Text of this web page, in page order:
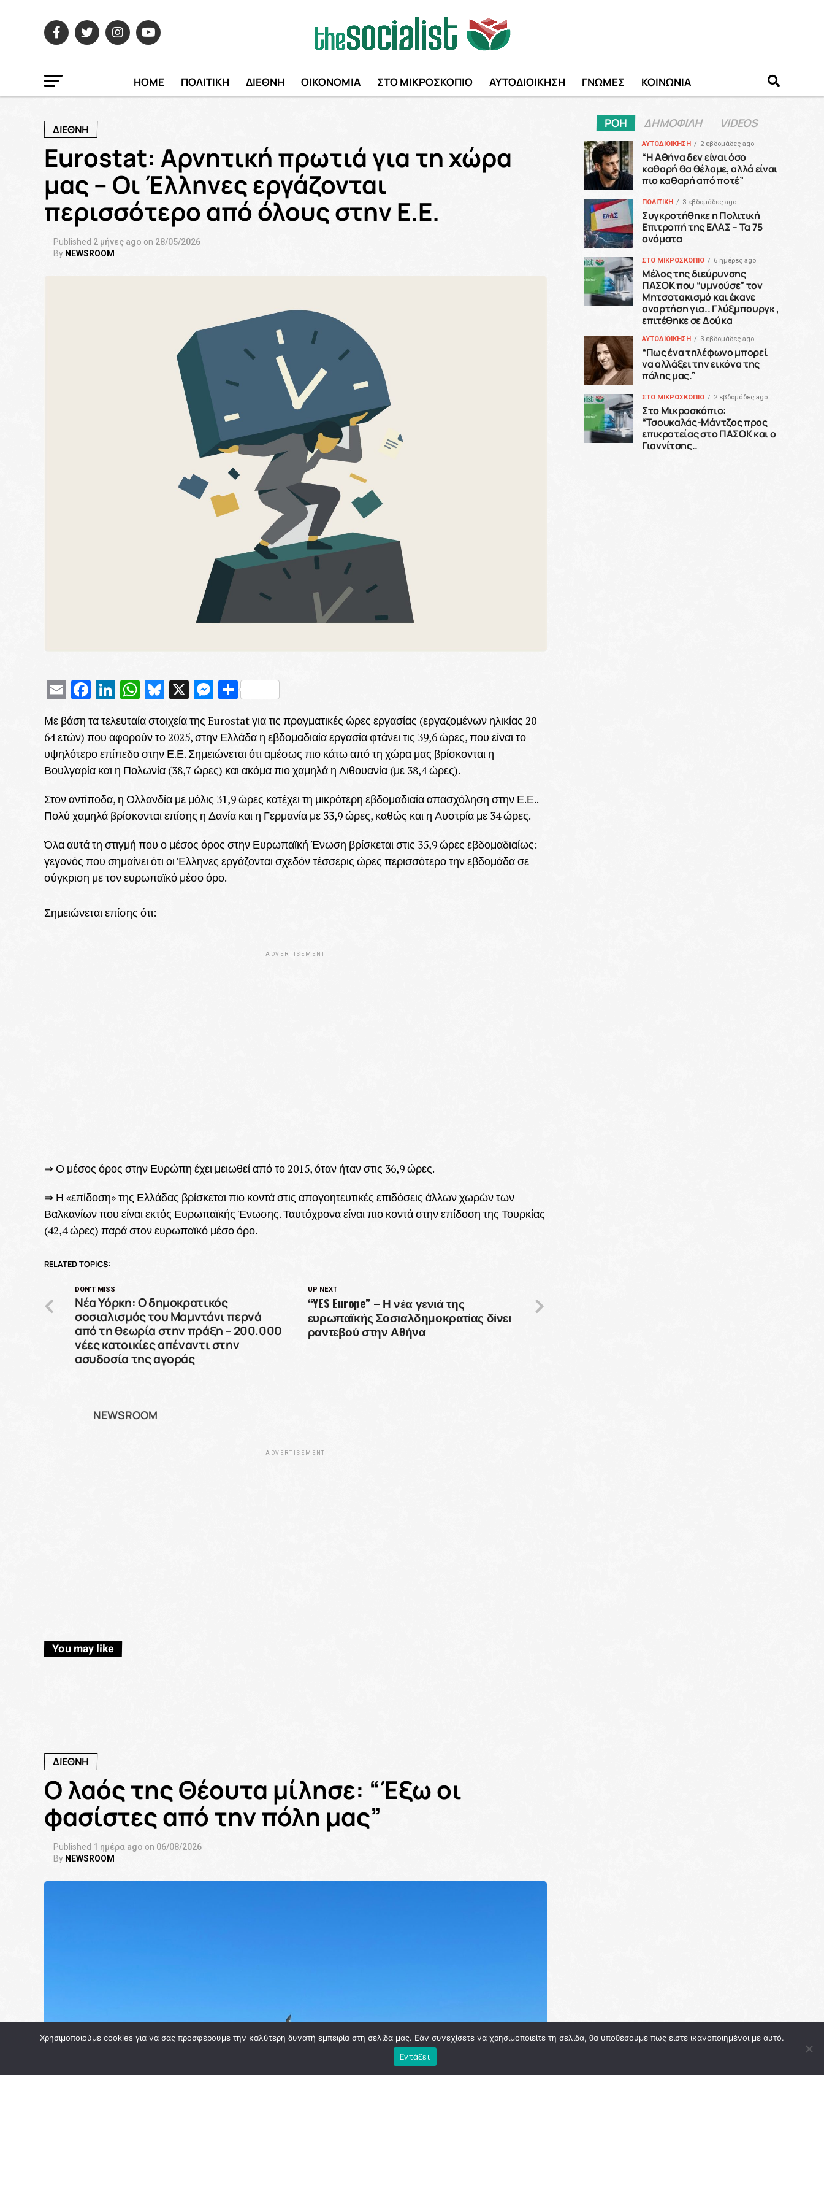
HOME ΠΟΛΙΤΙΚΗ ΔΙΕΘΝΗ ΟΙΚΟΝΟΜΙΑ ΣΤΟ ΜΙΚΡΟΣΚΟΠΙΟ ΑΥΤΟΔΙΟΙΚΗΣΗ ΓΝΩΜΕΣ ΚΟΙΝΩΝΙΑ
ΔΙΕΘΝΗ
Eurostat: Αρνητική πρωτιά για τη χώρα
μας – Οι Έλληνες εργάζονται
περισσότερο από όλους στην Ε.Ε.
Published 2 μήνες ago on 28/05/2026
By NEWSROOM
EmailFacebook
LinkedIn
WhatsApp
Bluesky
X Messenger
Μοιραστείτε
Με βάση τα τελευταία στοιχεία της Eurostat για τις πραγματικές ώρες εργασίας (εργαζομένων ηλικίας 20-
64 ετών) που αφορούν το 2025, στην Ελλάδα η εβδομαδιαία εργασία φτάνει τις 39,6 ώρες, που είναι το
υψηλότερο επίπεδο στην Ε.Ε. Σημειώνεται ότι αμέσως πιο κάτω από τη χώρα μας βρίσκονται η
Βουλγαρία και η Πολωνία (38,7 ώρες) και ακόμα πιο χαμηλά η Λιθουανία (με 38,4 ώρες).
Στον αντίποδα, η Ολλανδία με μόλις 31,9 ώρες κατέχει τη μικρότερη εβδομαδιαία απασχόληση στην Ε.Ε..
Πολύ χαμηλά βρίσκονται επίσης η Δανία και η Γερμανία με 33,9 ώρες, καθώς και η Αυστρία με 34 ώρες.
Όλα αυτά τη στιγμή που ο μέσος όρος στην Ευρωπαϊκή Ένωση βρίσκεται στις 35,9 ώρες εβδομαδιαίως:
γεγονός που σημαίνει ότι οι Έλληνες εργάζονται σχεδόν τέσσερις ώρες περισσότερο την εβδομάδα σε
σύγκριση με τον ευρωπαϊκό μέσο όρο.
Σημειώνεται επίσης ότι:
ADVERTISEMENT
⇒ Ο μέσος όρος στην Ευρώπη έχει μειωθεί από το 2015, όταν ήταν στις 36,9 ώρες.
⇒ Η «επίδοση» της Ελλάδας βρίσκεται πιο κοντά στις απογοητευτικές επιδόσεις άλλων χωρών των
Βαλκανίων που είναι εκτός Ευρωπαϊκής Ένωσης. Ταυτόχρονα είναι πιο κοντά στην επίδοση της Τουρκίας
(42,4 ώρες) παρά στον ευρωπαϊκό μέσο όρο.
RELATED TOPICS:
UP NEXT
“YES Europe” – Η νέα γενιά της
ευρωπαϊκής Σοσιαλδημοκρατίας δίνει
ραντεβού στην Αθήνα
DON'T MISS
Νέα Υόρκη: Ο δημοκρατικός
σοσιαλισμός του Μαμντάνι περνά
από τη θεωρία στην πράξη – 200.000
νέες κατοικίες απέναντι στην
ασυδοσία της αγοράς
NEWSROOM
ADVERTISEMENT
You may like
ΔΙΕΘΝΗ
Ο λαός της Θέουτα μίλησε: “Έξω οι
φασίστες από την πόλη μας”
Published 1 ημέρα ago on 06/08/2026
By NEWSROOM
ΡΟΗ ΔΗΜΟΦΙΛΗ VIDEOS
ΑΥΤΟΔΙΟΙΚΗΣΗ 2 εβδομάδες ago
“H Αθήνα δεν είναι όσο
καθαρή θα θέλαμε, αλλά είναι
πιο καθαρή από ποτέ”
ΠΟΛΙΤΙΚΗ 3 εβδομάδες ago
Συγκροτήθηκε η Πολιτική
Επιτροπή της ΕΛΑΣ – Τα 75
ονόματα
ΣΤΟ ΜΙΚΡΟΣΚΟΠΙΟ 6 ημέρες ago
Μέλος της διεύρυνσης
ΠΑΣΟΚ που “υμνούσε” τον
Μητσοτακισμό και έκανε
αναρτήση για.. Γλύξμπουργκ ,
επιτέθηκε σε Δούκα
ΑΥΤΟΔΙΟΙΚΗΣΗ 3 εβδομάδες ago
“Πως ένα τηλέφωνο μπορεί
να αλλάξει την εικόνα της
πόλης μας.”
ΣΤΟ ΜΙΚΡΟΣΚΟΠΙΟ 2 εβδομάδες ago
Στο Μικροσκόπιο:
“Τσουκαλάς-Μάντζος προς
επικρατείας στο ΠΑΣΟΚ και ο
Γιαννίτσης..
Χρησιμοποιούμε cookies για να σας προσφέρουμε την καλύτερη δυνατή εμπειρία στη σελίδα μας. Εάν συνεχίσετε να χρησιμοποιείτε τη σελίδα, θα υποθέσουμε πως είστε ικανοποιημένοι με αυτό.
Εντάξει